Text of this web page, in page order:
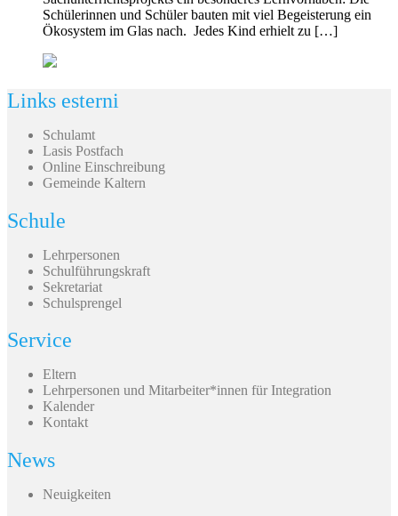
Schülerinnen und Schüler bauten mit viel Begeisterung ein
Ökosystem im Glas nach. Jedes Kind erhielt zu […]
Links esterni
Schulamt
Lasis Postfach
Online Einschreibung
Gemeinde Kaltern
Schule
Lehrpersonen
Schulführungskraft
Sekretariat
Schulsprengel
Service
Eltern
Lehrpersonen und Mitarbeiter*innen für Integration
Kalender
Kontakt
News
Neuigkeiten